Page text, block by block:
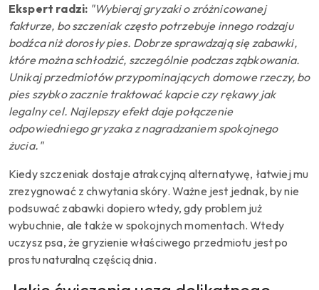
Ekspert radzi: "Wybieraj gryzaki o zróżnicowanej
fakturze, bo szczeniak często potrzebuje innego rodzaju
bodźca niż dorosły pies. Dobrze sprawdzają się zabawki,
które można schłodzić, szczególnie podczas ząbkowania.
Unikaj przedmiotów przypominających domowe rzeczy, bo
pies szybko zacznie traktować kapcie czy rękawy jak
legalny cel. Najlepszy efekt daje połączenie
odpowiedniego gryzaka z nagradzaniem spokojnego
żucia."
Kiedy szczeniak dostaje atrakcyjną alternatywę, łatwiej mu
zrezygnować z chwytania skóry. Ważne jest jednak, by nie
podsuwać zabawki dopiero wtedy, gdy problem już
wybuchnie, ale także w spokojnych momentach. Wtedy
uczysz psa, że gryzienie właściwego przedmiotu jest po
prostu naturalną częścią dnia.